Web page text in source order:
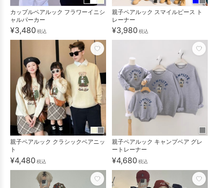
カップルペアルック フラワーイニシ
ャルパーカー
¥3,480 税込
親子ペアルック スマイルピース ト
レーナー
¥3,980 税込
親子ペアルック クラシックベアニッ
ト
¥4,480 税込
親子ペアルック キャンプベア グレ
ートレーナー
¥4,680 税込